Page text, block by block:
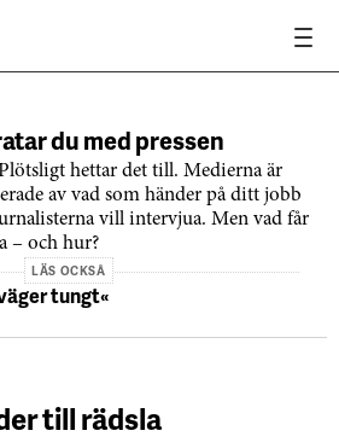
du med pressen
hettar det till. Medierna är
av vad som händer på ditt jobb
vill intervjua. Men vad får
– och hur?
LÄS OCKSÅ
tungt«
till rädsla